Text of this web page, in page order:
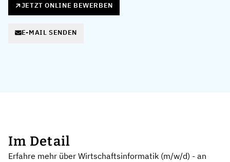
JETZT ONLINE BEWERBEN
E-MAIL SENDEN
Im Detail
Erfahre mehr über Wirtschaftsinformatik (m/w/d) - an